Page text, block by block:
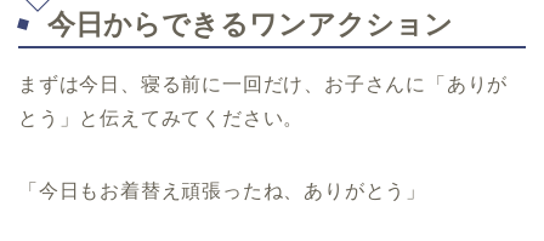
今日からできるワンアクション
まずは今日、寝る前に一回だけ、お子さんに「ありが
とう」と伝えてみてください。
「今日もお着替え頑張ったね、ありがとう」